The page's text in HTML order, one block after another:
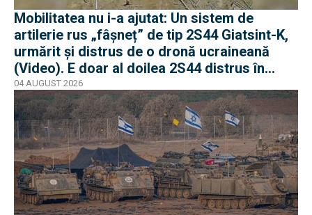
Mobilitatea nu i-a ajutat: Un sistem de
artilerie rus „fâșneț” de tip 2S44 Giatsint-K,
urmărit și distrus de o dronă ucraineană
(Video). E doar al doilea 2S44 distrus în
război
04 AUGUST 2026